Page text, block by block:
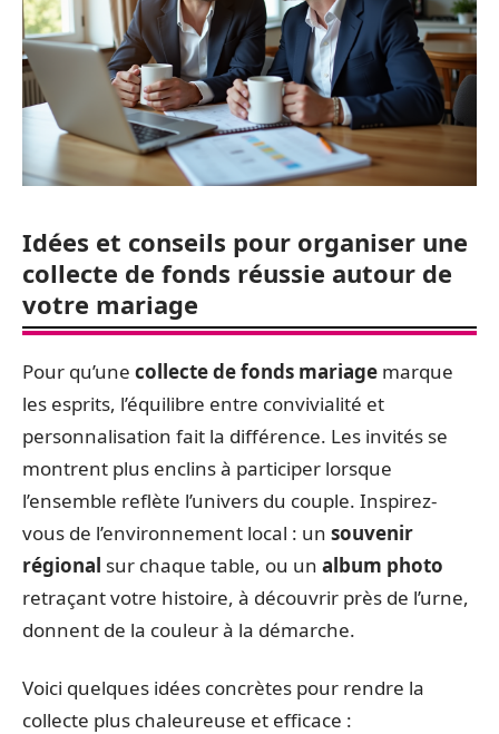
Idées et conseils pour organiser une
collecte de fonds réussie autour de
votre mariage
Pour qu’une collecte de fonds mariage marque
les esprits, l’équilibre entre convivialité et
personnalisation fait la différence. Les invités se
montrent plus enclins à participer lorsque
l’ensemble reflète l’univers du couple. Inspirez-
vous de l’environnement local : un souvenir
régional sur chaque table, ou un album photo
retraçant votre histoire, à découvrir près de l’urne,
donnent de la couleur à la démarche.
Voici quelques idées concrètes pour rendre la
collecte plus chaleureuse et efficace :